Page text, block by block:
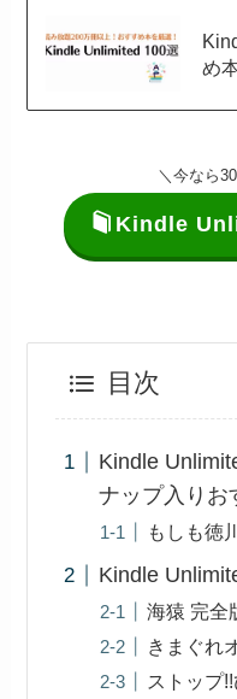
め
＼今なら
Kindle
目次
Kindle
ナップ入りお
もしも徳
Kindle
海猿 完全
きまぐれ
ストップ